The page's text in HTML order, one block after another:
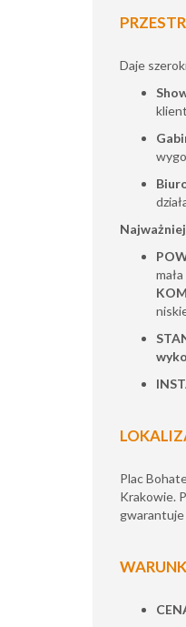
Daje
Plac
Krakowie.
gwarantuje